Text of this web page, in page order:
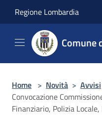
Regione Lombardia
Comune
Home > Novità > Avvisi
Convocazione
Finanziario, Polizia